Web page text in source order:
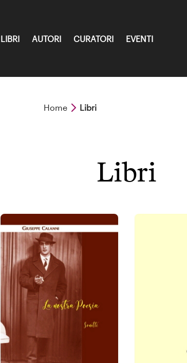
LIBRI AUTORI CURATORI EVENTI
Home Libri
Libri